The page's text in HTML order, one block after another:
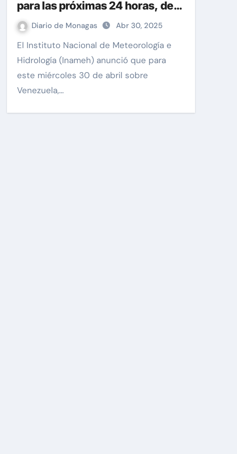
para las próximas 24 horas, de
este 30 de Abril 2025
Diario de Monagas Abr 30, 2025
El Instituto Nacional de Meteorología e
Hidrología (Inameh) anunció que para
este miércoles 30 de abril sobre
Venezuela,…